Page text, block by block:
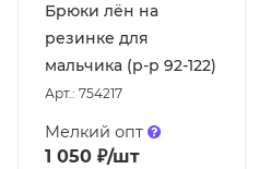
Брюки лён на
резинке для
мальчика (р-р 92-122)
Арт.: 754217
Мелкий опт
1 050 ₽/шт